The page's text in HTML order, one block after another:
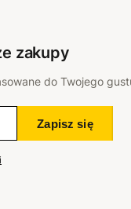
zakupy
do Twojego
Zapisz się